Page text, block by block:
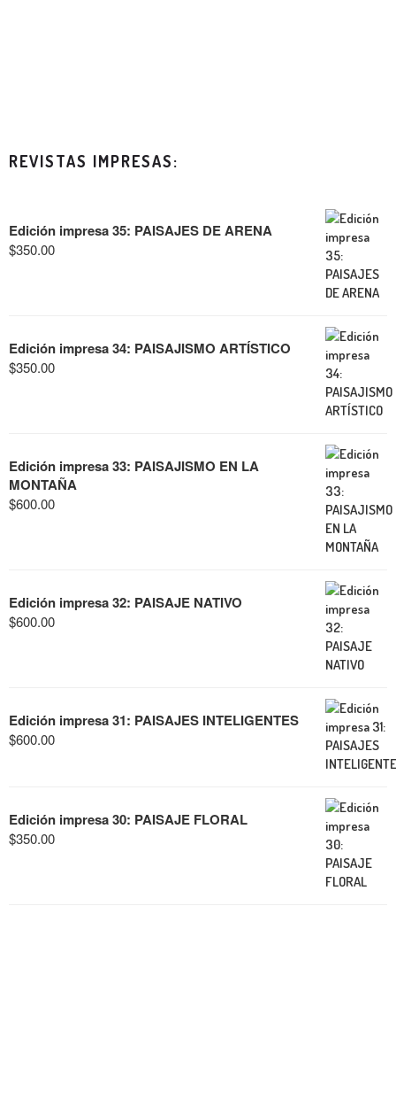
REVISTAS IMPRESAS:
Edición impresa 35: PAISAJES DE ARENA
$350.00
Edición impresa 34: PAISAJISMO ARTÍSTICO
$350.00
Edición impresa 33: PAISAJISMO EN LA
MONTAÑA
$600.00
Edición impresa 32: PAISAJE NATIVO
$600.00
Edición impresa 31: PAISAJES INTELIGENTES
$600.00
Edición impresa 30: PAISAJE FLORAL
$350.00